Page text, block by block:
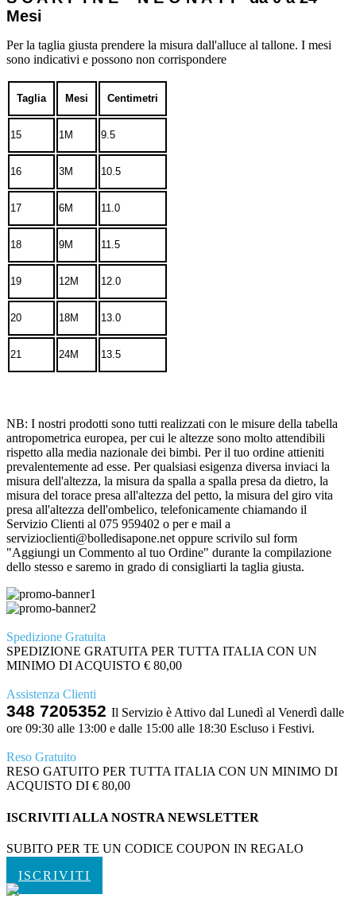
Mesi
Per la taglia giusta prendere la misura dall'alluce al tallone. I mesi
sono indicativi e possono non corrispondere
Taglia Mesi Centimetri
15 1M 9.5
16 3M 10.5
17 6M 11.0
18 9M 11.5
19 12M 12.0
20 18M 13.0
21 24M 13.5
NB: I nostri prodotti sono tutti realizzati con le misure della tabella
antropometrica europea, per cui le altezze sono molto attendibili
rispetto alla media nazionale dei bimbi. Per il tuo ordine attieniti
prevalentemente ad esse. Per qualsiasi esigenza diversa inviaci la
misura dell'altezza, la misura da spalla a spalla presa da dietro, la
misura del torace presa all'altezza del petto, la misura del giro vita
presa all'altezza dell'ombelico, telefonicamente chiamando il
Servizio Clienti al 075 959402 o per e mail a
servizioclienti@bolledisapone.net oppure scrivilo sul form
"Aggiungi un Commento al tuo Ordine" durante la compilazione
dello stesso e saremo in grado di consigliarti la taglia giusta.
Spedizione Gratuita
SPEDIZIONE GRATUITA PER TUTTA ITALIA CON UN
MINIMO DI ACQUISTO € 80,00
Assistenza Clienti
348 7205352 Il Servizio è Attivo dal Lunedì al Venerdì dalle
ore 09:30 alle 13:00 e dalle 15:00 alle 18:30 Escluso i Festivi.
Reso Gratuito
RESO GATUITO PER TUTTA ITALIA CON UN MINIMO DI
ACQUISTO DI € 80,00
ISCRIVITI ALLA NOSTRA NEWSLETTER
SUBITO PER TE UN CODICE COUPON IN REGALO
ISCRIVITI